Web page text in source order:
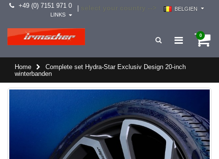
+49 (0) 7151 971 0
BELGIEN
LINKS
0
Home
Complete set Hydra-Star Exclusiv Design 20-inch
winterbanden